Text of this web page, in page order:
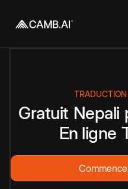
Gratuit Nepali
En ligne